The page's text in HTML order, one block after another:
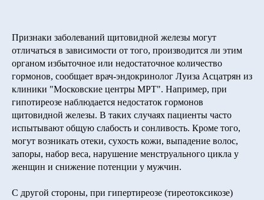
Признаки заболеваний щитовидной железы могут
отличаться в зависимости от того, производится ли этим
органом избыточное или недостаточное количество
гормонов, сообщает врач-эндокринолог Луиза Асцатрян из
клиники "Московские центры МРТ". Например, при
гипотиреозе наблюдается недостаток гормонов
щитовидной железы. В таких случаях пациенты часто
испытывают общую слабость и сонливость. Кроме того,
могут возникать отеки, сухость кожи, выпадение волос,
запоры, набор веса, нарушение менструального цикла у
женщин и снижение потенции у мужчин.
С другой стороны, при гипертиреозе (тиреотоксикозе)